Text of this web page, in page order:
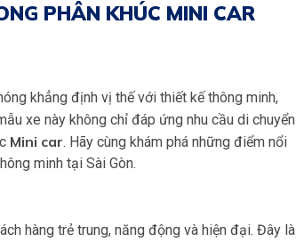
PHÂN KHÚC MINI CAR
khẳng định vị thế với thiết kế thông minh,
xe này không chỉ đáp ứng nhu cầu di chuyển
Mini car. Hãy cùng khám phá những điểm nổi
minh tại Sài Gòn.
hàng trẻ trung, năng động và hiện đại. Đây là